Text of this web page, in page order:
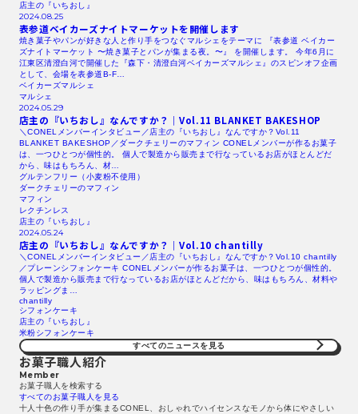
店主の『いちおし』
2024.08.25
表参道ベイカーズナイトマーケットを開催します
焼き菓子やパンが好きな人と作り手をつなぐマルシェをテーマに 『表参道 ベイカー
ズナイトマーケット 〜焼き菓子とパンが集まる夜。〜』 を開催します。 今年6月に
江東区清澄白河で開催した『森下・清澄白河ベイカーズマルシェ』のスピンオフ企画
として、会場を表参道B-F…
ベイカーズマルシェ
マルシェ
2024.05.29
店主の『いちおし』なんですか？｜Vol.11 BLANKET BAKESHOP
＼CONELメンバーインタビュー／店主の『いちおし』なんですか？Vol.11
BLANKET BAKESHOP／ダークチェリーのマフィン CONELメンバーが作るお菓子
は、一つひとつが個性的。 個人で製造から販売まで行なっているお店がほとんどだ
から、味はもちろん、材…
グルテンフリー（小麦粉不使用）
ダークチェリーのマフィン
マフィン
レクチンレス
店主の『いちおし』
2024.05.24
店主の『いちおし』なんですか？｜Vol.10 chantilly
＼CONELメンバーインタビュー／店主の『いちおし』なんですか？Vol.10 chantilly
／プレーンシフォンケーキ CONELメンバーが作るお菓子は、一つひとつが個性的。
個人で製造から販売まで行なっているお店がほとんどだから、味はもちろん、材料や
ラッピングま…
chantilly
シフォンケーキ
店主の『いちおし』
米粉シフォンケーキ
すべてのニュースを見る​
お菓子職人紹介
Member
お菓子職人を検索する​
すべてのお菓子職人を見る​
十人十色の作り手が集まるCONEL、おしゃれでハイセンスなモノから体にやさしい